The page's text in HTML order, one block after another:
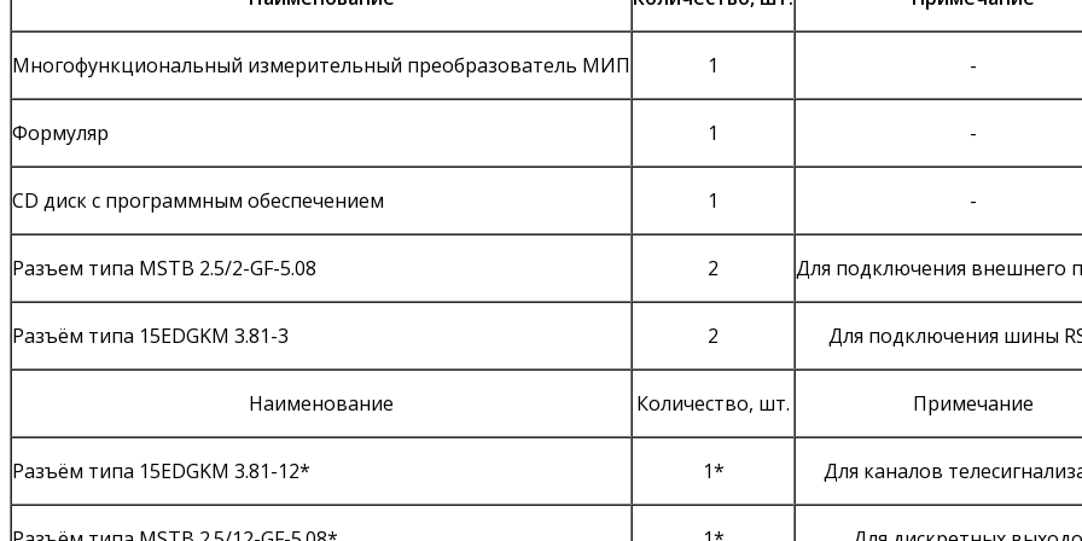
Многофункциональный измерительный преобразователь МИП 1 -
Формуляр 1 -
CD диск с программным обеспечением 1 -
Разъем типа MSTB 2.5/2-GF-5.08 2 Для подключения внешнего
Разъём типа 15EDGKM 3.81-3 2 Для подключения шины
Наименование Количество, шт. Примечание
Разъём типа 15EDGKM 3.81-12* 1* Для каналов